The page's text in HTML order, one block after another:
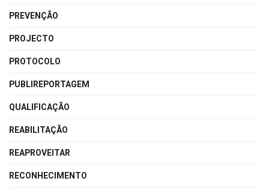
PREVENÇÃO
PROJECTO
PROTOCOLO
PUBLIREPORTAGEM
QUALIFICAÇÃO
REABILITAÇÃO
REAPROVEITAR
RECONHECIMENTO